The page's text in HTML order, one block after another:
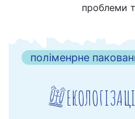
проблеми
поліменрне